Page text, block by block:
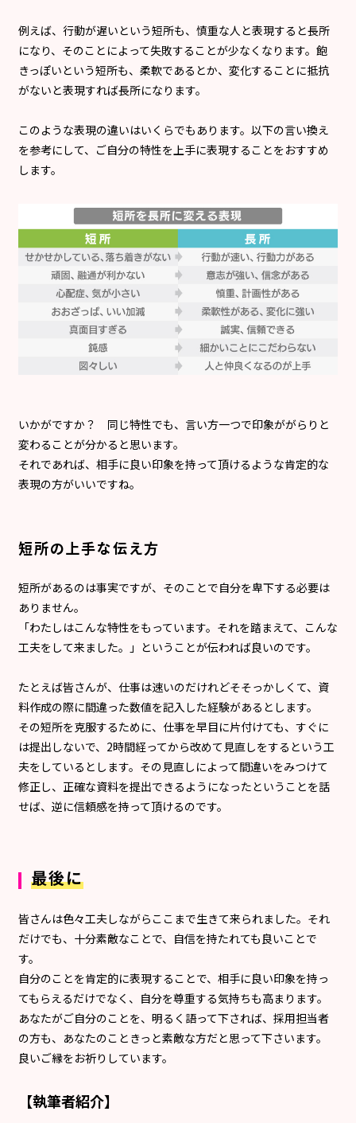
例えば、行動が遅いという短所も、慎重な人と表現すると長所
になり、そのことによって失敗することが少なくなります。飽
きっぽいという短所も、柔軟であるとか、変化することに抵抗
がないと表現すれば長所になります。
このような表現の違いはいくらでもあります。以下の言い換え
を参考にして、ご自分の特性を上手に表現することをおすすめ
します。
いかがですか？ 同じ特性でも、言い方一つで印象ががらりと
変わることが分かると思います。
それであれば、相手に良い印象を持って頂けるような肯定的な
表現の方がいいですね。
短所の上手な伝え方
短所があるのは事実ですが、そのことで自分を卑下する必要は
ありません。
「わたしはこんな特性をもっています。それを踏まえて、こんな
工夫をして来ました。」ということが伝われば良いのです。
たとえば皆さんが、仕事は速いのだけれどそそっかしくて、資
料作成の際に間違った数値を記入した経験があるとします。
その短所を克服するために、仕事を早目に片付けても、すぐに
は提出しないで、2時間経ってから改めて見直しをするという工
夫をしているとします。その見直しによって間違いをみつけて
修正し、正確な資料を提出できるようになったということを話
せば、逆に信頼感を持って頂けるのです。
最後に
皆さんは色々工夫しながらここまで生きて来られました。それ
だけでも、十分素敵なことで、自信を持たれても良いことで
す。
自分のことを肯定的に表現することで、相手に良い印象を持っ
てもらえるだけでなく、自分を尊重する気持ちも高まります。
あなたがご自分のことを、明るく語って下されば、採用担当者
の方も、あなたのこときっと素敵な方だと思って下さいます。
良いご縁をお祈りしています。
【執筆者紹介】